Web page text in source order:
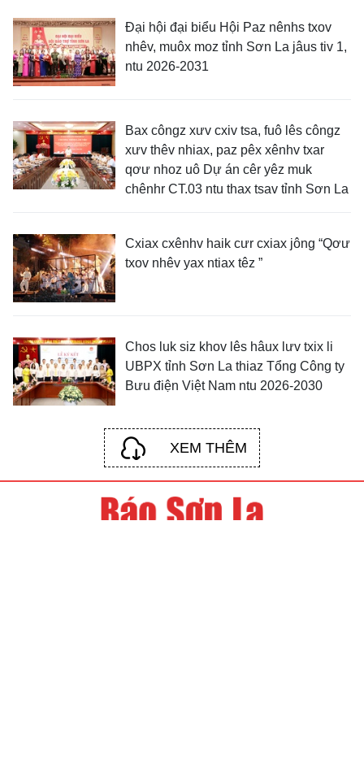
Đại hội đại biểu Hội Paz nênhs txov
nhêv, muôx moz tỉnh Sơn La jâus tiv 1,
ntu 2026-2031
Bax côngz xưv cxiv tsa, fuô lês côngz
xưv thêv nhiax, paz pêx xênhv txar
qơư nhoz uô Dự án cêr yêz muk
chênhr CT.03 ntu thax tsav tỉnh Sơn La
Cxiax cxênhv haik cưr cxiax jông “Qơư
txov nhêv yax ntiax têz ”
Chos luk siz khov lês hâux lưv txix li
UBPX tỉnh Sơn La thiaz Tổng Công ty
Bưu điện Việt Nam ntu 2026-2030
XEM THÊM